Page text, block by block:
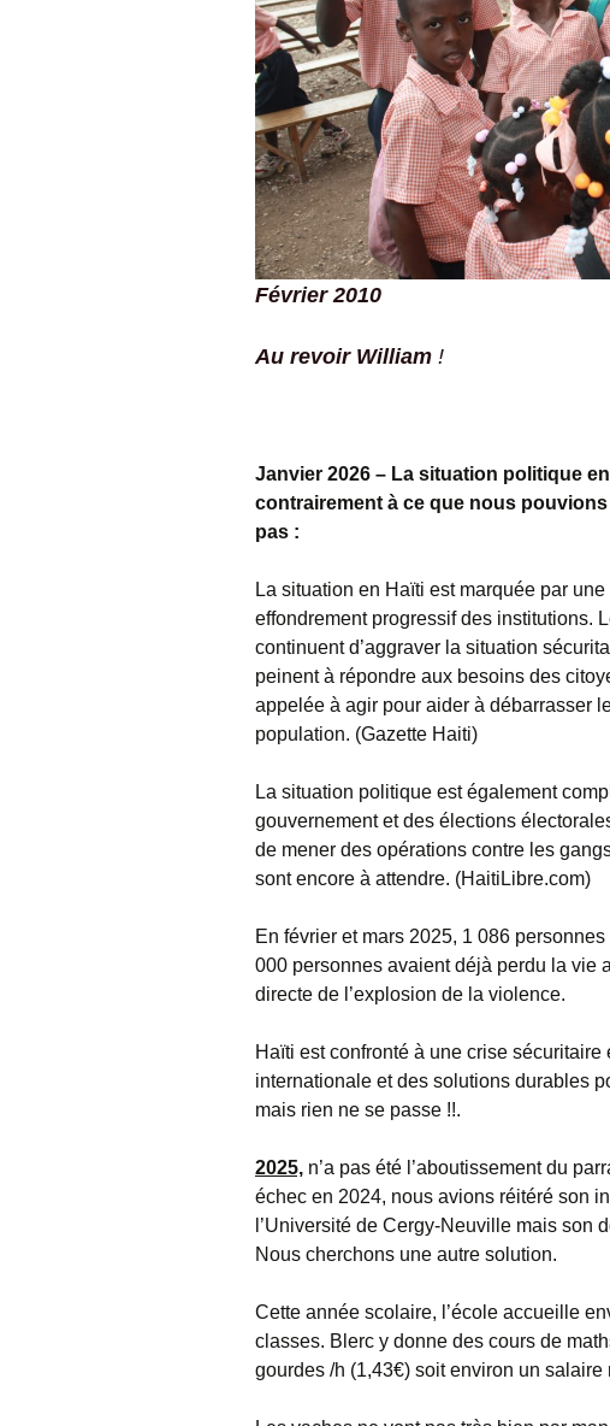
Février 2010
Au revoir William !
Janvier 2026 – La situation politique
contrairement à ce que nous
pas :
La situation en Haïti est marquée par
effondrement progressif des institutions.
continuent d’aggraver la situation
peinent à répondre aux besoins des
appelée à agir pour aider à débarrasser
population. (Gazette Haiti)
La situation politique est également
gouvernement et des élections
de mener des opérations contre les
sont encore à attendre. (HaitiLibre.com)
En février et mars 2025, 1 086
000 personnes avaient déjà perdu la vie
directe de l’explosion de la violence.
Haïti est confronté à une crise
internationale et des solutions durables
mais rien ne se passe !!.
2025, n’a pas été l’aboutissement du
échec en 2024, nous avions réitéré son
l’Université de Cergy-Neuville mais son
Nous cherchons une autre solution.
Cette année scolaire, l’école accueille
classes. Blerc y donne des cours de
gourdes /h (1,43€) soit environ un salaire